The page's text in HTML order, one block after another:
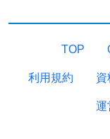
TOP
利用規約 資
運